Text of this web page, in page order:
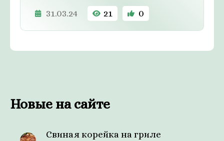
31.03.24 21 0
Новые на сайте
Свиная корейка на гриле